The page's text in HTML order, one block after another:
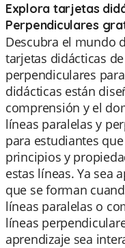
Explora tarjetas
Perpendiculares
Descubra el mundo
tarjetas didácticas
perpendiculares
didácticas están
comprensión y el
líneas paralelas y
para estudiantes
principios y
estas líneas. Ya sea
que se forman
líneas paralelas o
líneas
aprendizaje sea